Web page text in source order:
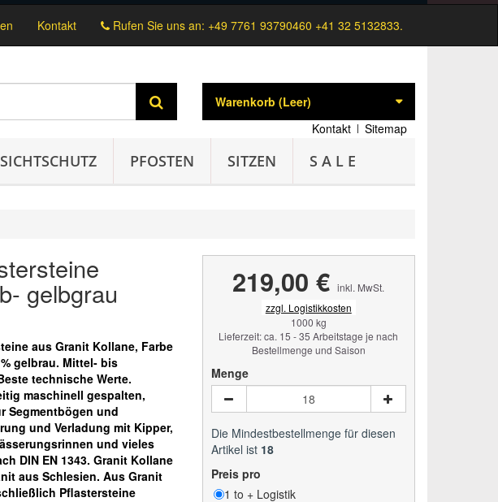
Kontakt Rufen Sie uns an: +49 7761 93790460 +41 32 5132833.
Warenkorb (Leer)
Kontakt Sitemap
SICHTSCHUTZ PFOSTEN SITZEN S A L E
gelbgrau
aus Granit Kollane, Farbe
gelbrau. Mittel- bis
technische Werte.
maschinell gespalten,
Segmentbögen und
und Verladung mit Kipper,
und vieles
DIN EN 1343. Granit Kollane
aus Schlesien. Aus Granit
Pflastersteine
219,00 € inkl. MwSt.
zzgl. Logistikkosten
1000 kg
Lieferzeit: ca. 15 - 35 Arbeitstage je nach
Bestellmenge und Saison
Menge
Die Mindestbestellmenge für diesen
Artikel ist 18
Preis pro
1 to + Logistik